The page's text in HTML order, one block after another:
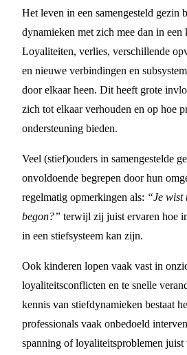
Het leven in een samengesteld gezin
dynamieken met zich mee dan in een
Loyaliteiten, verlies, verschillende
en nieuwe verbindingen en
door elkaar heen. Dit heeft grote
zich tot elkaar verhouden en op hoe
ondersteuning bieden.
Veel (stief)ouders in samengestelde
onvoldoende begrepen door hun
regelmatig opmerkingen als: “Je wist
begon?” terwijl zij juist ervaren hoe
in een stiefsysteem kan zijn.
Ook kinderen lopen vaak vast in
loyaliteitsconflicten en te snelle
kennis van stiefdynamieken bestaat
professionals vaak onbedoeld
spanning of loyaliteitsproblemen juist